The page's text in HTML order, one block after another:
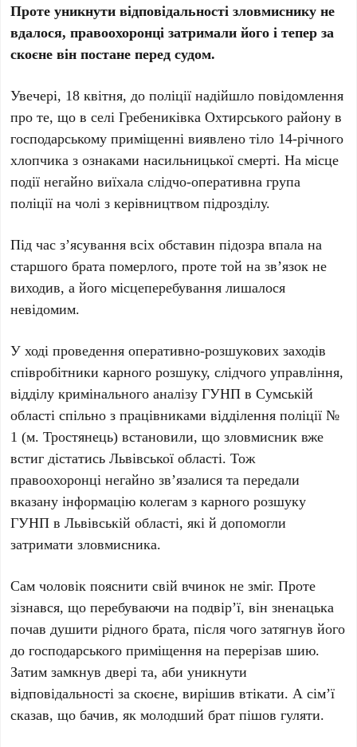
Проте уникнути відповідальності зловмиснику не
вдалося, правоохоронці затримали його і тепер за
скоєне він постане перед судом.
Увечері, 18 квітня, до поліції надійшло повідомлення
про те, що в селі Гребениківка Охтирського району в
господарському приміщенні виявлено тіло 14-річного
хлопчика з ознаками насильницької смерті. На місце
події негайно виїхала слідчо-оперативна група
поліції на чолі з керівництвом підрозділу.
Під час з’ясування всіх обставин підозра впала на
старшого брата померлого, проте той на зв’язок не
виходив, а його місцеперебування лишалося
невідомим.
У ході проведення оперативно-розшукових заходів
співробітники карного розшуку, слідчого управління,
відділу кримінального аналізу ГУНП в Сумській
області спільно з працівниками відділення поліції №
1 (м. Тростянець) встановили, що зловмисник вже
встиг дістатись Львівської області. Тож
правоохоронці негайно зв’язалися та передали
вказану інформацію колегам з карного розшуку
ГУНП в Львівській області, які й допомогли
затримати зловмисника.
Сам чоловік пояснити свій вчинок не зміг. Проте
зізнався, що перебуваючи на подвір’ї, він зненацька
почав душити рідного брата, після чого затягнув його
до господарського приміщення на перерізав шию.
Затим замкнув двері та, аби уникнути
відповідальності за скоєне, вирішив втікати. А сім’ї
сказав, що бачив, як молодший брат пішов гуляти.